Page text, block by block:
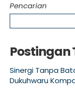
Pencarian
Postingan
Sinergi Tanpa
Dukuhwaru